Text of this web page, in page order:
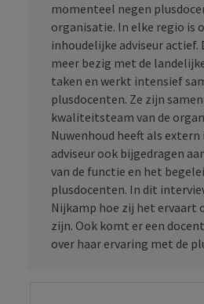
momenteel negen
organisatie. In elke regio is
inhoudelijke adviseur actief.
meer bezig met de
taken en werkt intensief
plusdocenten. Ze zijn
kwaliteitsteam van de
Nuwenhoud heeft als
adviseur ook bijgedragen
van de functie en het
plusdocenten. In dit
Nijkamp hoe zij het ervaart
zijn. Ook komt er een
over haar ervaring met de